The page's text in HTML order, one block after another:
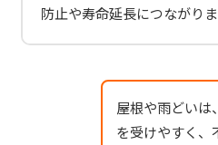
防止や寿命延長につながりま
屋根や雨どいは
を受けやすく、